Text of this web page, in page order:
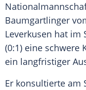
Baumgartlinger
Leverkusen hat im
(0:1) eine schwere
ein langfristiger
Er konsultierte am